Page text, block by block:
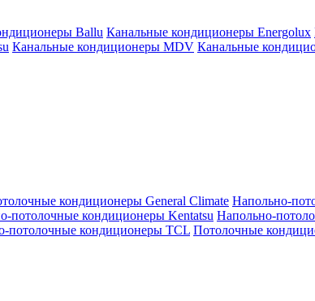
Ballu Канальные кондиционеры Energolux
Канальные кондиционеры MDV Канальные
кондиционеры General Climate Напольно-
потолочные кондиционеры Kentatsu Напольно-
потолочные кондиционеры TCL Потолочные